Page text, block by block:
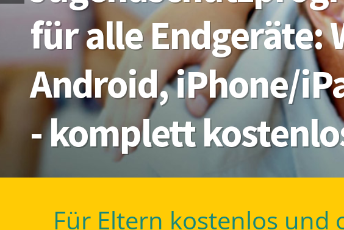
- komplett
Android, iPhone/
für alle Endgeräte:
Für Eltern kostenlos und